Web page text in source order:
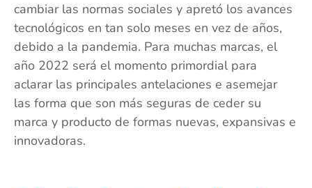
cambiar las normas sociales y apretó los avances
tecnológicos en tan solo meses en vez de años,
debido a la pandemia. Para muchas marcas, el
año 2022 será el momento primordial para
aclarar las principales antelaciones e asemejar
las forma que son más seguras de ceder su
marca y producto de formas nuevas, expansivas e
innovadoras.